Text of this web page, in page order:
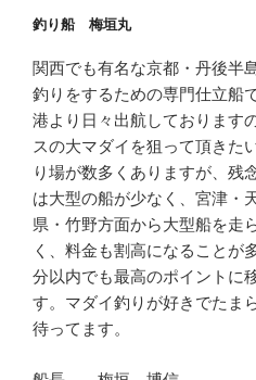
釣り船 梅垣丸
関西でも有名な京都・丹後半
釣りをするための専門仕立船
港より日々出航しております
スの大マダイを狙って頂きた
り場が数多くありますが、残
は大型の船が少なく、宮津・
県・竹野方面から大型船を走
く、料金も割高になることが
分以内でも最高のポイントに
す。マダイ釣りが好きでたま
待ってます。